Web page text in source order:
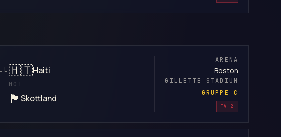
🇭🇹Haiti
MOT
🏴󠁧󠁢󠁳󠁣󠁴󠁿 Skottland
ARENA
Boston
GILLETTE STADIUM
GRUPPE C
TV 2